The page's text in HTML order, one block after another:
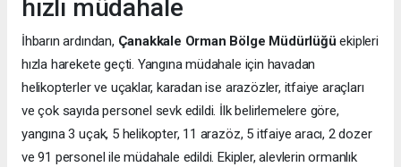
hızlı müdahale
İhbarın ardından, Çanakkale Orman Bölge Müdürlüğü ekipleri
hızla harekete geçti. Yangına müdahale için havadan
helikopterler ve uçaklar, karadan ise arazözler, itfaiye araçları
ve çok sayıda personel sevk edildi. İlk belirlemelere göre,
yangına 3 uçak, 5 helikopter, 11 arazöz, 5 itfaiye aracı, 2 dozer
ve 91 personel ile müdahale edildi. Ekipler, alevlerin ormanlık